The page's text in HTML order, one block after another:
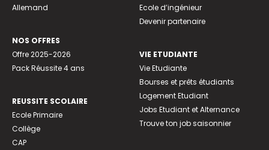
Allemand
NOS OFFRES
Offre 2025-2026
Pack Réussite 4 ans
REUSSITE SCOLAIRE
Ecole Primaire
Collège
CAP
Ecole d’ingénieur
Devenir partenaire
VIE ETUDIANTE
Vie Etudiante
Bourses et prêts étudiants
Logement Etudiant
Jobs Etudiant et Alternance
Trouve ton job saisonnier